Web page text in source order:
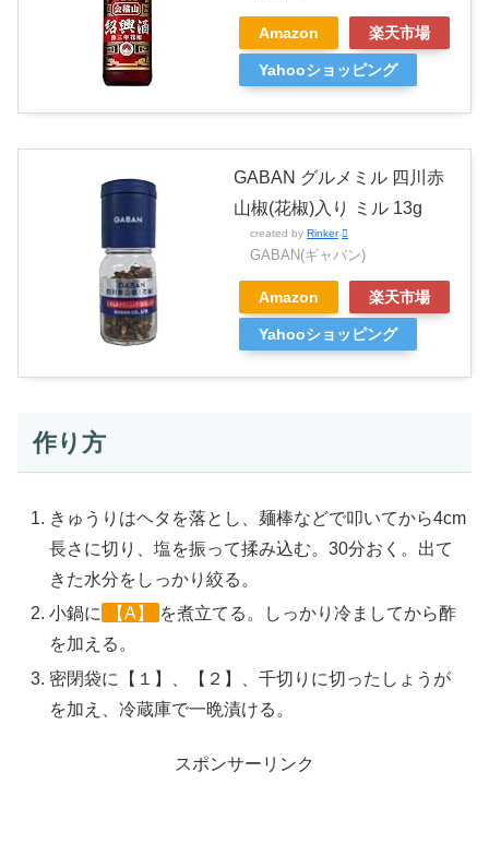
Amazon 楽天市場
Yahooショッピング
GABAN グルメミル 四川赤
山椒(花椒)入り ミル 13g
created by Rinker
GABAN(ギャバン)
Amazon 楽天市場
Yahooショッピング
作り方
きゅうりはヘタを落とし、麺棒などで叩いてから4cm
長さに切り、塩を振って揉み込む。30分おく。出て
きた水分をしっかり絞る。
小鍋に
【A】
を煮立てる。しっかり冷ましてから酢
を加える。
密閉袋に【１】、【２】、千切りに切ったしょうが
を加え、冷蔵庫で一晩漬ける。
スポンサーリンク